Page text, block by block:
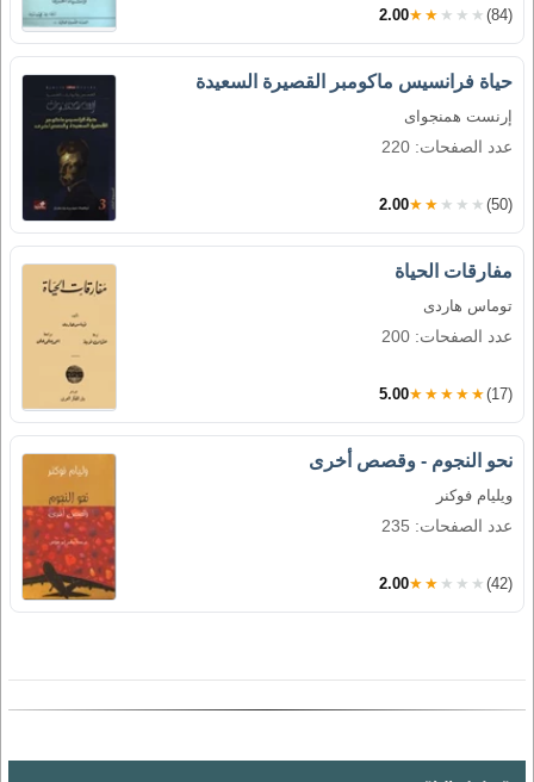
2.00★★★★★ (84)
حياة فرانسيس ماكومبر القصيرة السعيدة
إرنست همنجواى
عدد الصفحات: 220
2.00★★★★★ (50)
مفارقات الحياة
توماس هاردى
عدد الصفحات: 200
5.00★★★★★(17)
نحو النجوم - وقصص أخرى
ويليام فوكنر
عدد الصفحات: 235
2.00★★★★★ (42)